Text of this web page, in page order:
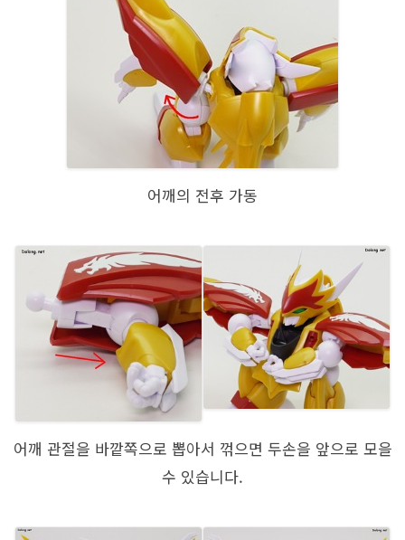
어깨의 전후 가동
어깨 관절을 바깥쪽으로 뽑아서 꺾으면 두손을 앞으로 모을
수 있습니다.